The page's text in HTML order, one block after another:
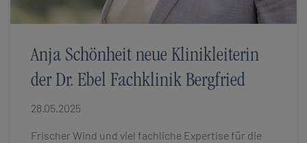
Anja Schönheit neue Klinikleiterin
der Dr. Ebel Fachklinik Bergfried
28.05.2025
Frischer Wind und viel fachliche Expertise für die